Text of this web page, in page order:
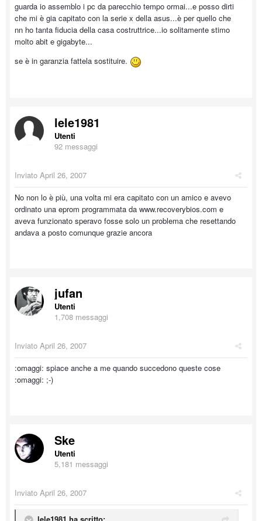
guarda io assemblo i pc da parecchio tempo ormai...e posso dirti
che mi è gia capitato con la serie x della asus...è per quello che
nn ho tanta fiducia della casa costruttrice...io solitamente stimo
molto abit e gigabyte...
se è in garanzia fattela sostituire.
lele1981
Utenti
92 messaggi
Inviato April 26, 2007
No non lo è più, una volta mi era capitato con un amico e avevo
ordinato una eprom programmata da www.recoverybios.com e
aveva funzionato speravo fosse solo un problema che resettando
andava a posto comunque grazie ancora
jufan
Utenti
1,708 messaggi
Inviato April 26, 2007
:omaggi: spiace anche a me quando succedono queste cose
:omaggi: ;-)
Ske
Utenti
5,181 messaggi
Inviato April 26, 2007